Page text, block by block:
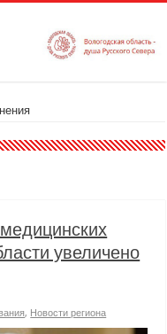
увеличено
, Новости региона